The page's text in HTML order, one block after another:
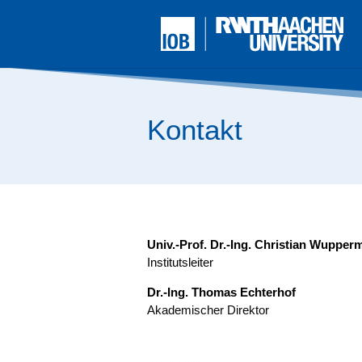
Kontakt
Univ.-Prof. Dr.-Ing. Chris­ti­an
Insti­tuts­lei­ter
Dr.-Ing. Tho­mas Ech­ter­hof
Aka­de­mi­scher Direktor